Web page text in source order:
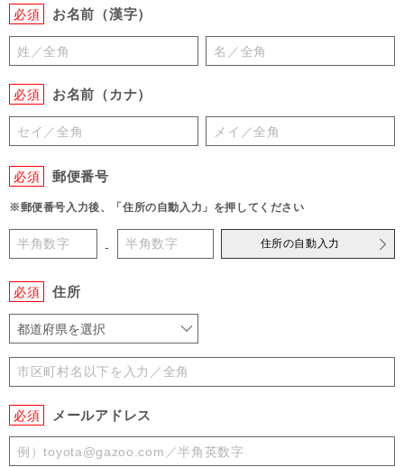
必須 お名前（漢字）
必須 お名前（カナ）
必須 郵便番号
※郵便番号入力後、「住所の自動入力」を押してください
- 住所の自動入力
必須 住所
都道府県を選択
必須 メールアドレス